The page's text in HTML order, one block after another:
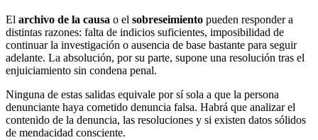
El archivo de la causa o el sobreseimiento pueden responder a
distintas razones: falta de indicios suficientes, imposibilidad de
continuar la investigación o ausencia de base bastante para seguir
adelante. La absolución, por su parte, supone una resolución tras el
enjuiciamiento sin condena penal.
Ninguna de estas salidas equivale por sí sola a que la persona
denunciante haya cometido denuncia falsa. Habrá que analizar el
contenido de la denuncia, las resoluciones y si existen datos sólidos
de mendacidad consciente.